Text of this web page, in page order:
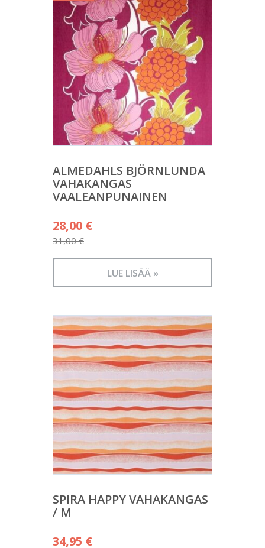
ALMEDAHLS BJÖRNLUNDA
VAHAKANGAS
VAALEANPUNAINEN
31,00€
Alkuperäinen
hinta
oli:
28,00 €
Nykyinen
on:
LUE LISÄÄ »
SPIRA HAPPY VAHAKANGAS
/ M
34,95 €